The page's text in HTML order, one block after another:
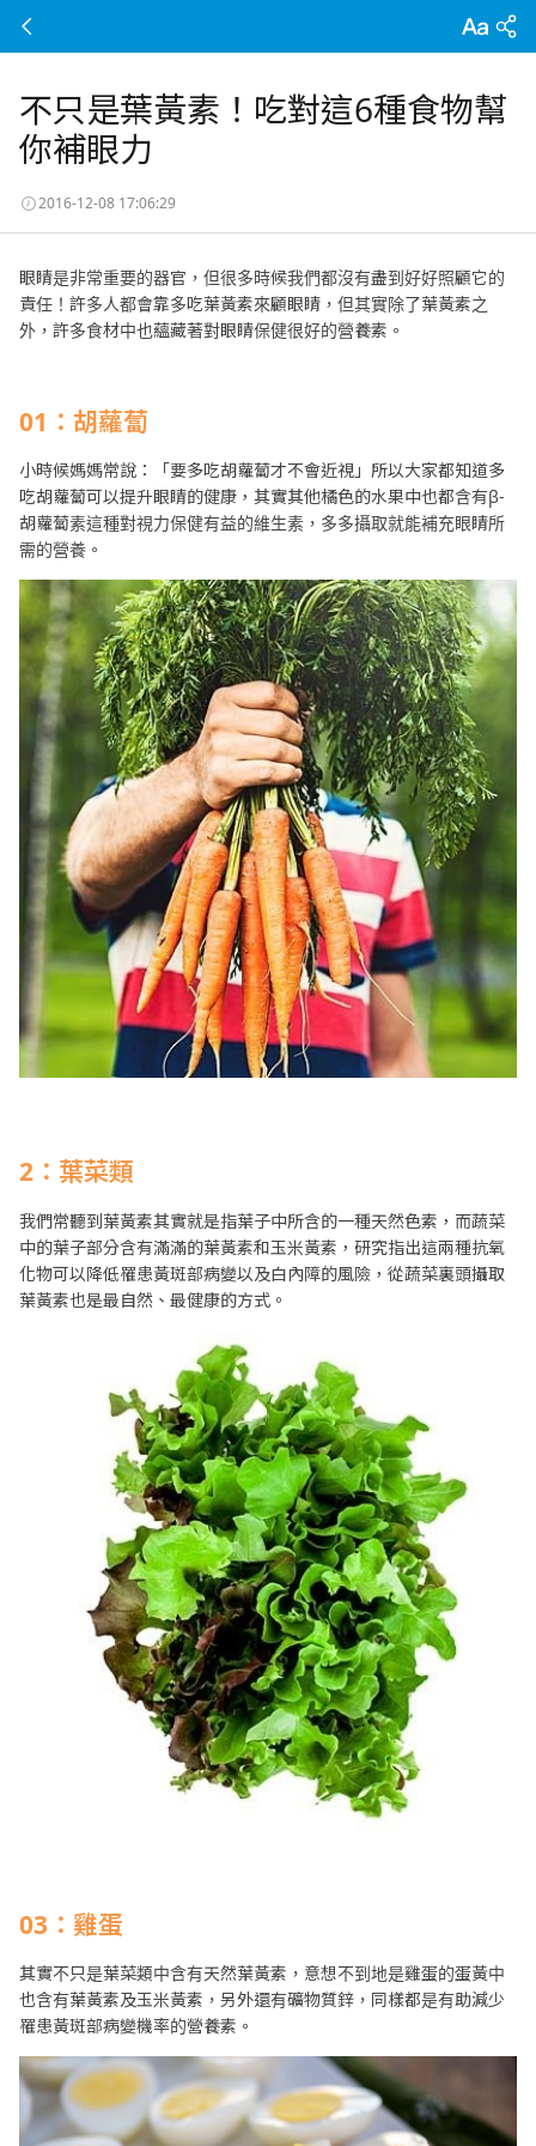
不只是葉黃素！吃對這6種食物幫
你補眼力
2016-12-08 17:06:29
眼睛是非常重要的器官，但很多時候我們都沒有盡到好好照顧它的
責任！許多人都會靠多吃葉黃素來顧眼睛，但其實除了葉黃素之
外，許多食材中也蘊藏著對眼睛保健很好的營養素。
01 ：胡蘿蔔
小時候媽媽常說：「要多吃胡蘿蔔才不會近視」所以大家都知道多
吃胡蘿蔔可以提升眼睛的健康，其實其他橘色的水果中也都含有β-
胡蘿蔔素這種對視力保健有益的維生素，多多攝取就能補充眼睛所
需的營養。
2 ：葉菜類
我們常聽到葉黃素其實就是指葉子中所含的一種天然色素，而蔬菜
中的葉子部分含有滿滿的葉黃素和玉米黃素，研究指出這兩種抗氧
化物可以降低罹患黃斑部病變以及白內障的風險，從蔬菜裏頭攝取
葉黃素也是最自然、最健康的方式。
03：雞蛋
其實不只是葉菜類中含有天然葉黃素，意想不到地是雞蛋的蛋黃中
也含有葉黃素及玉米黃素，另外還有礦物質鋅，同樣都是有助減少
罹患黃斑部病變機率的營養素。